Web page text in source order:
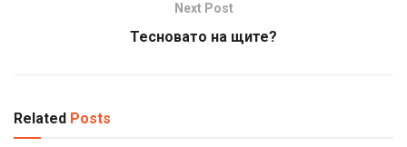
Next Post
Тесновато на щите?
Related Posts